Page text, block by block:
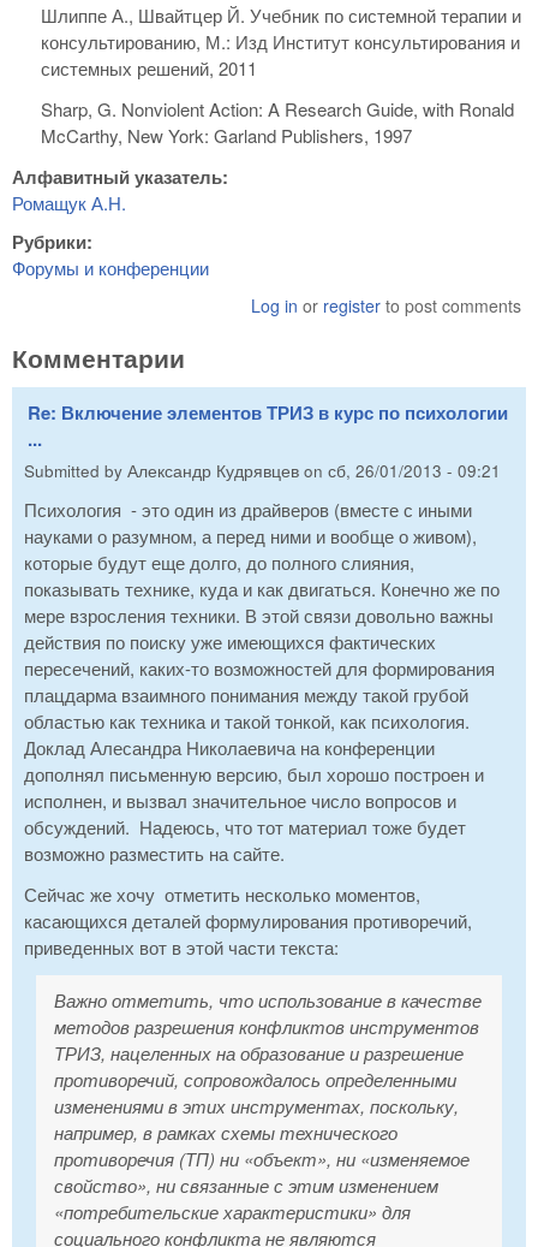
Шлиппе А., Швайтцер Й. Учебник по системной терапии и
консультированию, М.: Изд Институт консультирования и
системных решений, 2011
Sharp, G. Nonviolent Action: A Research Guide, with Ronald
McCarthy, New York: Garland Publishers, 1997
Алфавитный указатель:
Ромащук А.Н.
Рубрики:
Форумы и конференции
Log in or register to post comments
Комментарии
Re: Включение элементов ТРИЗ в курс по психологии
...
Submitted by Александр Кудрявцев on сб, 26/01/2013 - 09:21
Психология - это один из драйверов (вместе с иными
науками о разумном, а перед ними и вообще о живом),
которые будут еще долго, до полного слияния,
показывать технике, куда и как двигаться. Конечно же по
мере взросления техники. В этой связи довольно важны
действия по поиску уже имеющихся фактических
пересечений, каких-то возможностей для формирования
плацдарма взаимного понимания между такой грубой
областью как техника и такой тонкой, как психология.
Доклад Алесандра Николаевича на конференции
дополнял письменную версию, был хорошо построен и
исполнен, и вызвал значительное число вопросов и
обсуждений. Надеюсь, что тот материал тоже будет
возможно разместить на сайте.
Сейчас же хочу отметить несколько моментов,
касающихся деталей формулирования противоречий,
приведенных вот в этой части текста:
Важно отметить, что использование в качестве
методов разрешения конфликтов инструментов
ТРИЗ, нацеленных на образование и разрешение
противоречий, сопровождалось определенными
изменениями в этих инструментах, поскольку,
например, в рамках схемы технического
противоречия (ТП) ни «объект», ни «изменяемое
свойство», ни связанные с этим изменением
«потребительские характеристики» для
социального конфликта не являются